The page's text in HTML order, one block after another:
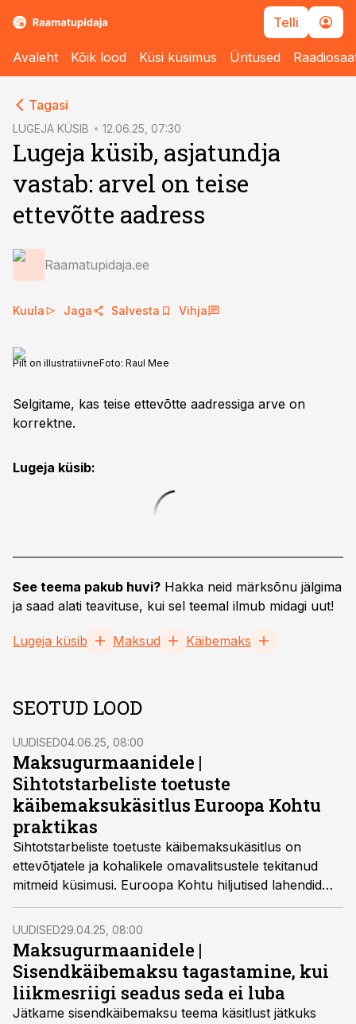
Telli
Avaleht Kõik lood Küsi küsimus Üritused
Tagasi
LUGEJA KÜSIB 12.06.25, 07:30
Lugeja küsib, asjatundja
vastab: arvel on teise
ettevõtte aadress
Raamatupidaja.ee
Kuula Jaga Salvesta Vihja
Pilt on illustratiivneFoto: Raul Mee
Selgitame, kas teise ettevõtte aadressiga arve on
korrektne.
Lugeja küsib:
See teema pakub huvi? Hakka neid märksõnu jälgima
ja saad alati teavituse, kui sel teemal ilmub midagi uut!
Lugeja küsib Maksud Käibemaks
SEOTUD LOOD
UUDISED04.06.25, 08:00
Maksugurmaanidele |
Sihtotstarbeliste toetuste
käibemaksukäsitlus Euroopa Kohtu
praktikas
Sihtotstarbeliste toetuste käibemaksukäsitlus on
ettevõtjatele ja kohalikele omavalitsustele tekitanud
mitmeid küsimusi. Euroopa Kohtu hiljutised lahendid
toovad selgust, millal loetakse toetus maksustatava
teenuse hinnaga seotud tasuks ja millal mitte.
UUDISED29.04.25, 08:00
Maksugurmaanidele |
Sisendkäibemaksu tagastamine, kui
liikmesriigi seadus seda ei luba
Jätkame sisendkäibemaksu teema käsitlust jätkuks